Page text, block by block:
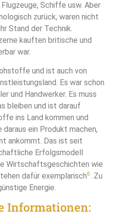
Schiffe usw. Aber
zurück, waren nicht
Stand der Technik.
kauften britische und
war.
und ist auch von
Es war schon
und Handwerker. Es muss
bleiben und ist darauf
ins Land kommen und
ein Produkt machen,
ankommt. Das ist seit
Erfolgsmodell
Wirtschaftsgeschichten wie
dafür exemplarisch6
. Zu
Energie.
Informationen: